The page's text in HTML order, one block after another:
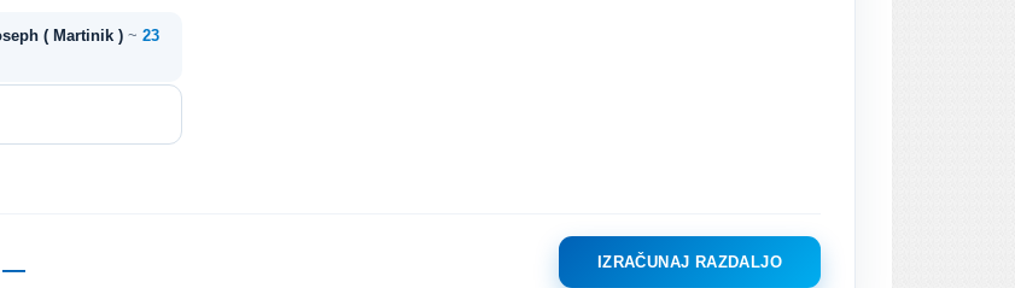
( Martinik ) ~ 23
— IZRAČUNAJ RAZDALJO